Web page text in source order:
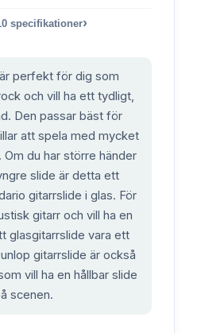
specifikationer›
perfekt för dig som
och vill ha ett tydligt,
Den passar bäst för
att spela med mycket
du har större händer
slide är detta ett
gitarrslide i glas. För
gitarr och vill ha en
glasgitarrslide vara ett
gitarrslide är också
vill ha en hållbar slide
scenen.